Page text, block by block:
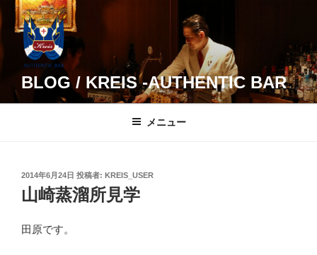
コ
BLOG / KREIS -AUTHENTIC BAR
メニュー
投
日:
2014年6月24日 投稿者: KREIS_USER
山崎蒸溜所見学
田原です。